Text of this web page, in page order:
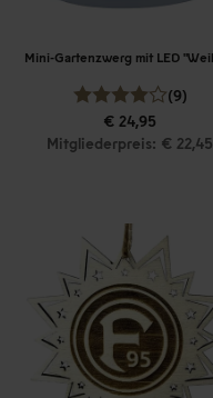
(9)
€ 24,95
Mitgliederpreis: € 22,45